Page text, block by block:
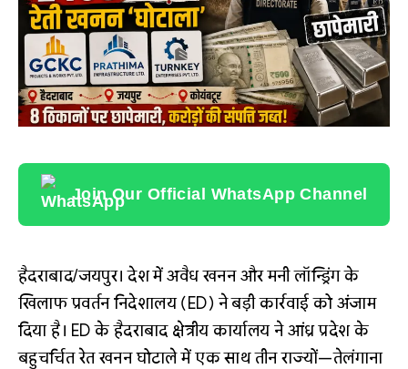
Join Our Official WhatsApp Channel
हैदराबाद/जयपुर। देश में अवैध खनन और मनी लॉन्ड्रिंग के
खिलाफ प्रवर्तन निदेशालय (ED) ने बड़ी कार्रवाई को अंजाम
दिया है। ED के हैदराबाद क्षेत्रीय कार्यालय ने आंध्र प्रदेश के
बहुचर्चित रेत खनन घोटाले में एक साथ तीन राज्यों—तेलंगाना